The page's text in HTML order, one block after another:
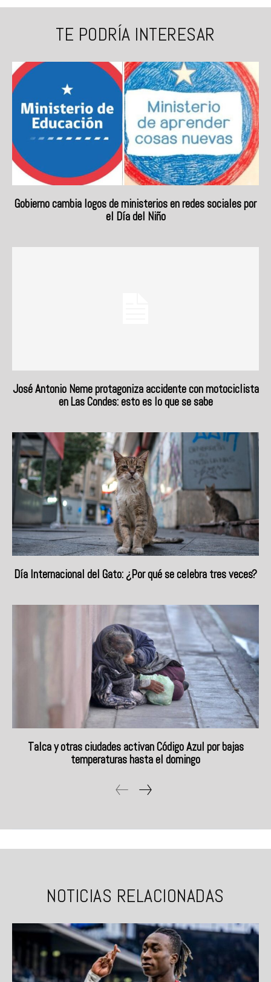
TE PODRÍA INTERESAR
Gobierno cambia logos de ministerios en redes sociales por
el Día del Niño
José Antonio Neme protagoniza accidente con motociclista
en Las Condes: esto es lo que se sabe
Día Internacional del Gato: ¿Por qué se celebra tres veces?
Talca y otras ciudades activan Código Azul por bajas
temperaturas hasta el domingo
NOTICIAS RELACIONADAS